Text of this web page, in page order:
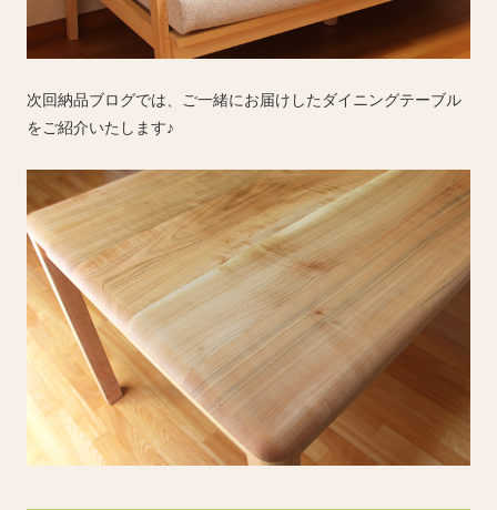
次回納品ブログでは、ご一緒にお届けしたダイニングテーブル
をご紹介いたします♪